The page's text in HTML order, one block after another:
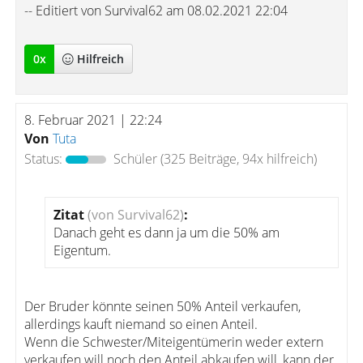
-- Editiert von Survival62 am 08.02.2021 22:04
0x Hilfreich
8. Februar 2021 | 22:24
Von Tuta
Status:
Schüler(325 Beiträge, 94x hilfreich)
Zitat(von Survival62):
Danach geht es dann ja um die 50% am
Eigentum.
Der Bruder könnte seinen 50% Anteil verkaufen,
allerdings kauft niemand so einen Anteil.
Wenn die Schwester/Miteigentümerin weder extern